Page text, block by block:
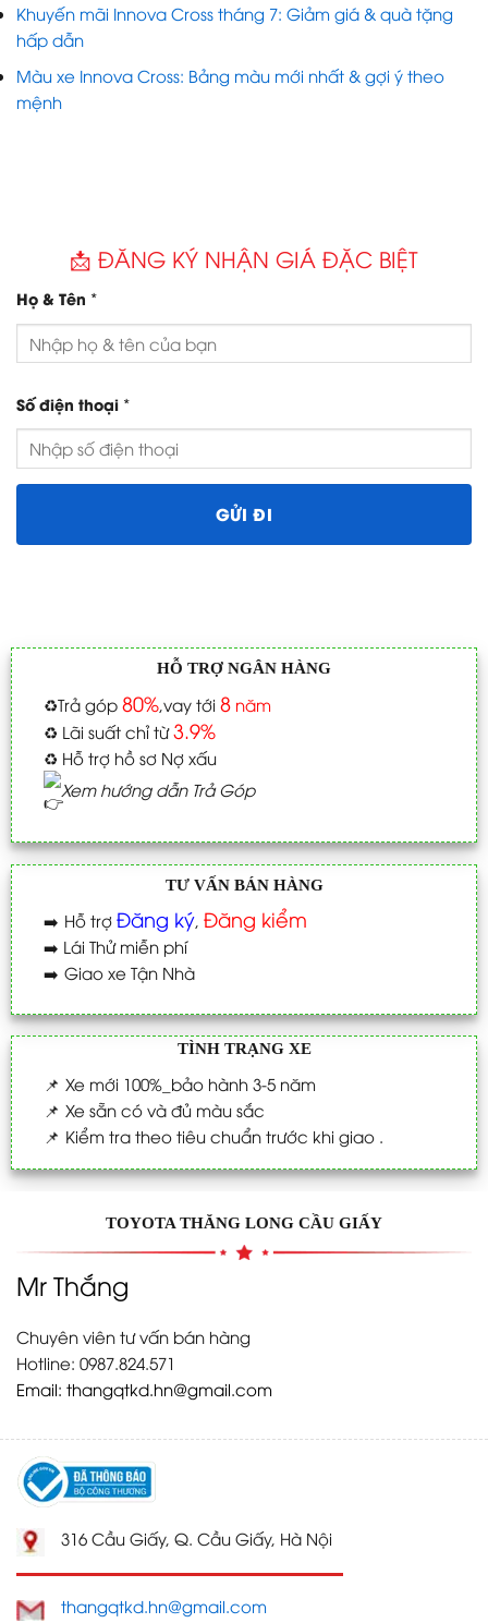
Khuyến mãi Innova Cross tháng 7: Giảm giá & quà tặng
hấp dẫn
Màu xe Innova Cross: Bảng màu mới nhất & gợi ý theo
mệnh
📩 ĐĂNG KÝ NHẬN GIÁ ĐẶC BIỆT
Họ & Tên *
Số điện thoại *
HỖ TRỢ NGÂN HÀNG
♻️Trả góp 80%,vay tới 8năm
♻️ Lãi suất chỉ từ3.9%
♻️ Hỗ trợ hồ sơ Nợ xấu
Xem hướng dẫn Trả Góp
TƯ VẤN BÁN HÀNG
➡️ Hỗ trợ Đăng ký, Đăng kiểm
➡️ Lái Thử miễn phí
➡️ Giao xe Tận Nhà
TÌNH TRẠNG XE
📌 Xe mới 100%_bảo hành 3-5 năm
📌 Xe sẵn có và đủ màu sắc
📌 Kiểm tra theo tiêu chuẩn trước khi giao .
TOYOTA THĂNG LONG CẦU GIẤY
Mr Thắng
Chuyên viên tư vấn bán hàng
Hotline: 0987.824.571
Email: thangqtkd.hn@gmail.com
316 Cầu Giấy, Q. Cầu Giấy, Hà Nội
thangqtkd.hn@gmail.com